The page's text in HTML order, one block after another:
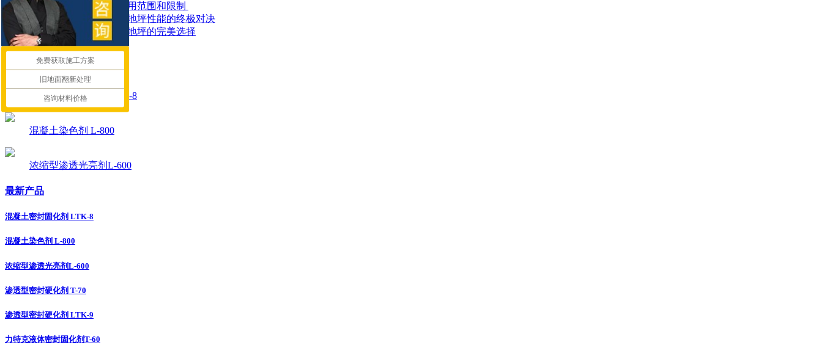
​混凝土密封固化剂的应用范围和限制 ​
混凝土染色地坪与环氧地坪性能的终极对决
让停车场更耐用：固化地坪的完美选择
推荐产品
混凝土密封固化剂 LTK-8
混凝土染色剂 L-800
浓缩型渗透光亮剂L-600
最新产品
混凝土密封固化剂 LTK-8
混凝土染色剂 L-800
浓缩型渗透光亮剂L-600
渗透型密封硬化剂 T-70
渗透型密封硬化剂 LTK-9
力特克液体密封固化剂T-60
免费获取施工方案
旧地面翻新处理
咨询材料价格